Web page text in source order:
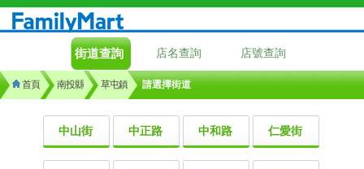
街道查詢 店名查詢 店號查詢
首頁 南投縣 草屯鎮 請選擇街道
中山街 中正路 中和路 仁愛街